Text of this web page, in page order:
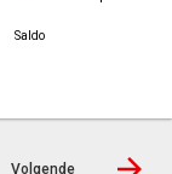
Saldo
Volgende